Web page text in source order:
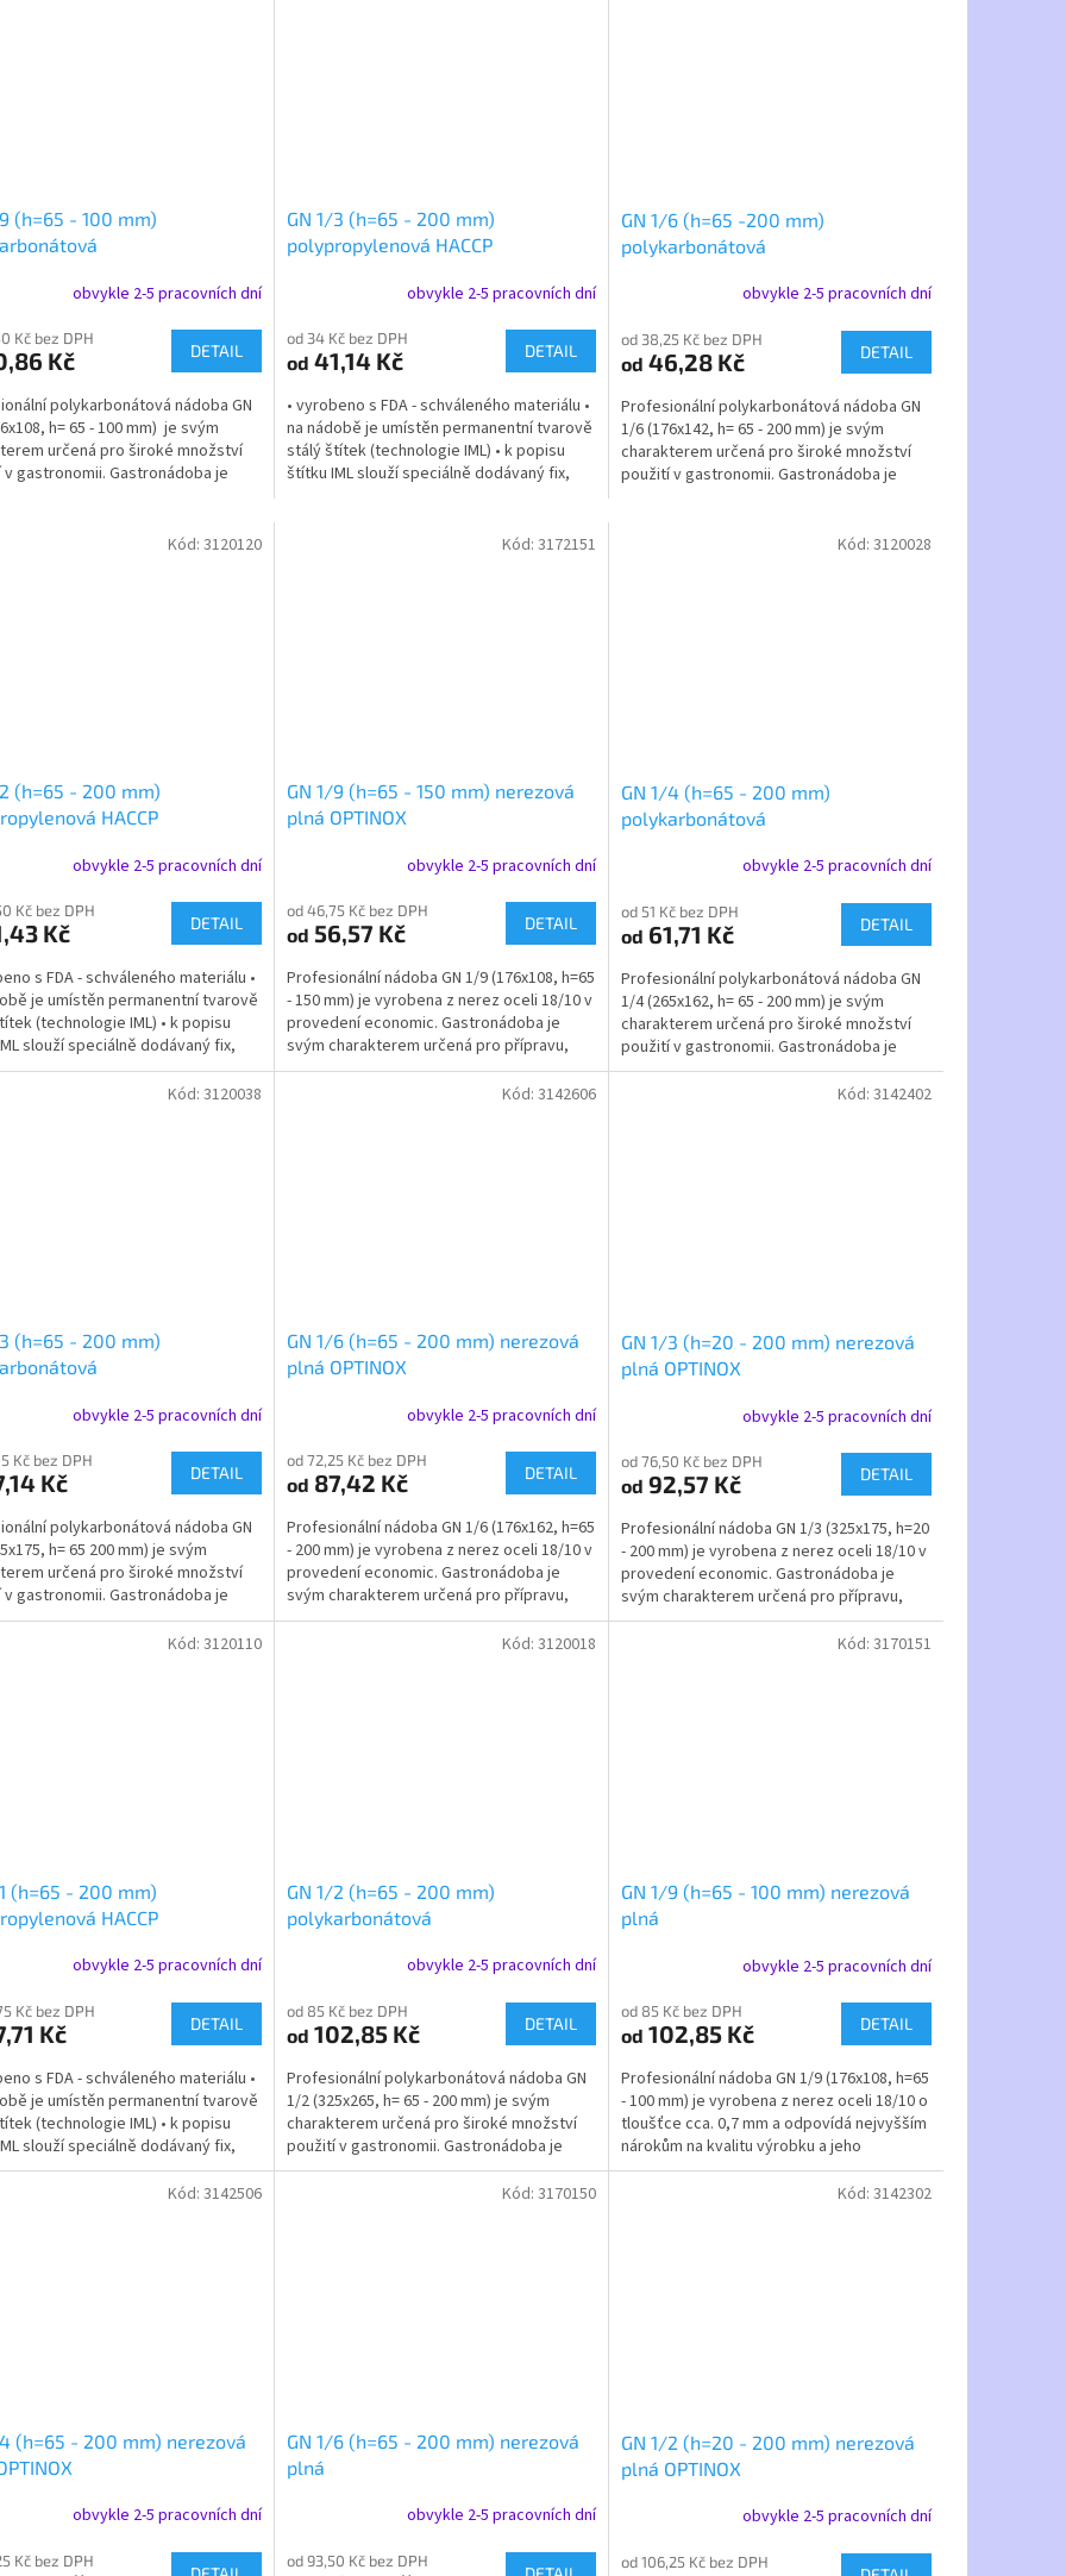
(h=65 - 100 mm)
obvykle 2-5 pracovních dní
Kč bez DPH
Kč DETAIL
polykarbonátová nádoba GN
h= 65 - 100 mm) je svým
určená pro široké množství
gastronomii. Gastronádoba je
GN 1/3 (h=65 - 200 mm)
polypropylenová HACCP
obvykle 2-5 pracovních dní
od 34 Kč bez DPH
od 41,14 Kč DETAIL
• vyrobeno s FDA - schváleného materiálu •
na nádobě je umístěn permanentní tvarově
stálý štítek (technologie IML) • k popisu
štítku IML slouží speciálně dodávaný fix,
GN 1/6 (h=65 -200 mm)
polykarbonátová
obvykle 2-5 pracovních dní
od 38,25 Kč bez DPH
od 46,28 Kč DETAIL
Profesionální polykarbonátová nádoba GN
1/6 (176x142, h= 65 - 200 mm) je svým
charakterem určená pro široké množství
použití v gastronomii. Gastronádoba je
(h=65 - 200 mm)
HACCP
obvykle 2-5 pracovních dní
Kč bez DPH
Kč DETAIL
s FDA - schváleného materiálu •
je umístěn permanentní tvarově
(technologie IML) • k popisu
slouží speciálně dodávaný fix,
Kód: 3120120
GN 1/9 (h=65 - 150 mm) nerezová
plná OPTINOX
obvykle 2-5 pracovních dní
od 46,75 Kč bez DPH
od 56,57 Kč DETAIL
Profesionální nádoba GN 1/9 (176x108, h=65
- 150 mm) je vyrobena z nerez oceli 18/10 v
provedení economic. Gastronádoba je
svým charakterem určená pro přípravu,
vaření, pečení a...
Kód: 3172151
GN 1/4 (h=65 - 200 mm)
polykarbonátová
obvykle 2-5 pracovních dní
od 51 Kč bez DPH
od 61,71 Kč DETAIL
Profesionální polykarbonátová nádoba GN
1/4 (265x162, h= 65 - 200 mm) je svým
charakterem určená pro široké množství
použití v gastronomii. Gastronádoba je
stohovatelná, a lze k...
Kód: 3120028
(h=65 - 200 mm)
obvykle 2-5 pracovních dní
Kč bez DPH
Kč DETAIL
polykarbonátová nádoba GN
h= 65 200 mm) je svým
určená pro široké množství
gastronomii. Gastronádoba je
a lze k...
Kód: 3120038
GN 1/6 (h=65 - 200 mm) nerezová
plná OPTINOX
obvykle 2-5 pracovních dní
od 72,25 Kč bez DPH
od 87,42 Kč DETAIL
Profesionální nádoba GN 1/6 (176x162, h=65
- 200 mm) je vyrobena z nerez oceli 18/10 v
provedení economic. Gastronádoba je
svým charakterem určená pro přípravu,
vaření, pečení a...
Kód: 3142606
GN 1/3 (h=20 - 200 mm) nerezová
plná OPTINOX
obvykle 2-5 pracovních dní
od 76,50 Kč bez DPH
od 92,57 Kč DETAIL
Profesionální nádoba GN 1/3 (325x175, h=20
- 200 mm) je vyrobena z nerez oceli 18/10 v
provedení economic. Gastronádoba je
svým charakterem určená pro přípravu,
vaření, pečení a...
Kód: 3142402
(h=65 - 200 mm)
HACCP
obvykle 2-5 pracovních dní
Kč bez DPH
Kč DETAIL
s FDA - schváleného materiálu •
je umístěn permanentní tvarově
(technologie IML) • k popisu
slouží speciálně dodávaný fix,
Kód: 3120110
GN 1/2 (h=65 - 200 mm)
polykarbonátová
obvykle 2-5 pracovních dní
od 85 Kč bez DPH
od 102,85 Kč DETAIL
Profesionální polykarbonátová nádoba GN
1/2 (325x265, h= 65 - 200 mm) je svým
charakterem určená pro široké množství
použití v gastronomii. Gastronádoba je
stohovatelná, a lze k...
Kód: 3120018
GN 1/9 (h=65 - 100 mm) nerezová
plná
obvykle 2-5 pracovních dní
od 85 Kč bez DPH
od 102,85 Kč DETAIL
Profesionální nádoba GN 1/9 (176x108, h=65
- 100 mm) je vyrobena z nerez oceli 18/10 o
tloušťce cca. 0,7 mm a odpovídá nejvyšším
nárokům na kvalitu výrobku a jeho
zpracování....
Kód: 3170151
(h=65 - 200 mm) nerezová
obvykle 2-5 pracovních dní
Kč bez DPH
Kód: 3142506
GN 1/6 (h=65 - 200 mm) nerezová
plná
obvykle 2-5 pracovních dní
od 93,50 Kč bez DPH
Kód: 3170150
GN 1/2 (h=20 - 200 mm) nerezová
plná OPTINOX
obvykle 2-5 pracovních dní
od 106,25 Kč bez DPH
Kód: 3142302